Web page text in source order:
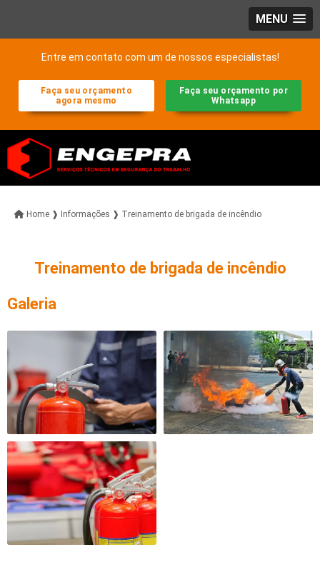
MENU
Entre em contato com um de nossos especialistas!
Faça seu orçamento
agora mesmo
Faça seu orçamento por
Whatsapp
Home ❱ Informações ❱ Treinamento de brigada de incêndio
Treinamento de brigada de incêndio
Galeria